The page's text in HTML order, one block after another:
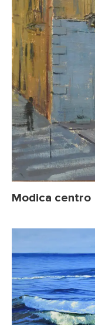
Modica centro